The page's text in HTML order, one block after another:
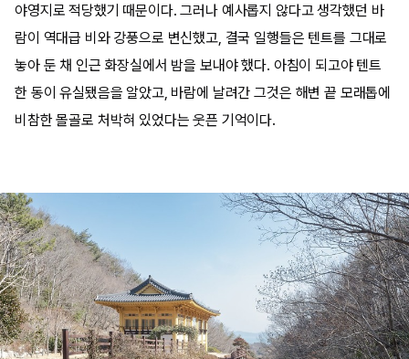
야영지로 적당했기 때문이다. 그러나 예사롭지 않다고 생각했던 바
람이 역대급 비와 강풍으로 변신했고, 결국 일행들은 텐트를 그대로
놓아 둔 채 인근 화장실에서 밤을 보내야 했다. 아침이 되고야 텐트
한 동이 유실됐음을 알았고, 바람에 날려간 그것은 해변 끝 모래톱에
비참한 몰골로 처박혀 있었다는 웃픈 기억이다.​